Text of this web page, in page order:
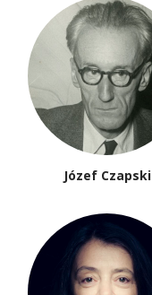
Józef Czapski